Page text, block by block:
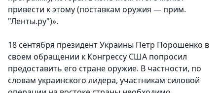
привести к этому (поставкам оружия — прим.
"Ленты.ру")».
18 сентября президент Украины Петр Порошенко в
своем обращении к Конгрессу США попросил
предоставить его стране оружие. В частности, по
словам украинского лидера, участникам силовой